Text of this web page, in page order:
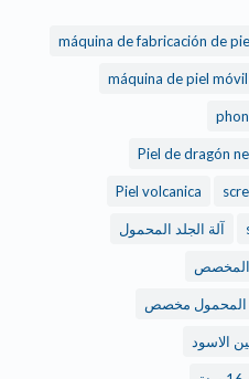
máquina de
máquina
Piel
Piel
المحمول
مخصص